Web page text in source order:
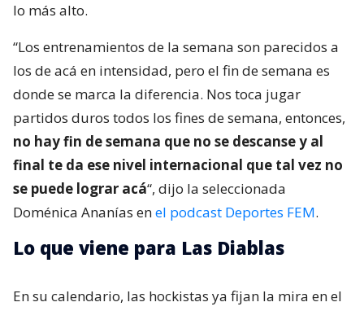
lo más alto.
“Los entrenamientos de la semana son parecidos a
los de acá en intensidad, pero el fin de semana es
donde se marca la diferencia. Nos toca jugar
partidos duros todos los fines de semana, entonces,
no hay fin de semana que no se descanse y al
final te da ese nivel internacional que tal vez no
se puede lograr acá“, dijo la seleccionada
Doménica Ananías enel podcast Deportes FEM.
Lo que viene para Las Diablas
En su calendario, las hockistas ya fijan la mira en el